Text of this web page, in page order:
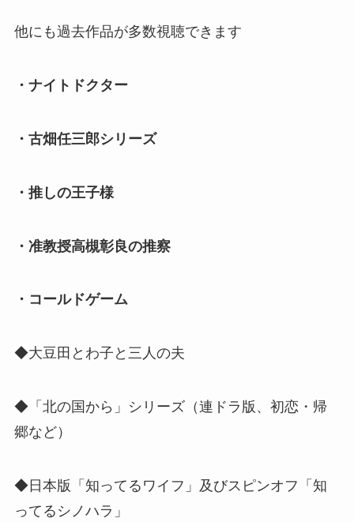
他にも過去作品が多数視聴できます
・ナイトドクター
・古畑任三郎シリーズ
・推しの王子様
・准教授高槻彰良の推察
・コールドゲーム
◆大豆田とわ子と三人の夫
◆「北の国から」シリーズ（連ドラ版、初恋・帰
郷など）
◆日本版「知ってるワイフ」及びスピンオフ「知
ってるシノハラ」